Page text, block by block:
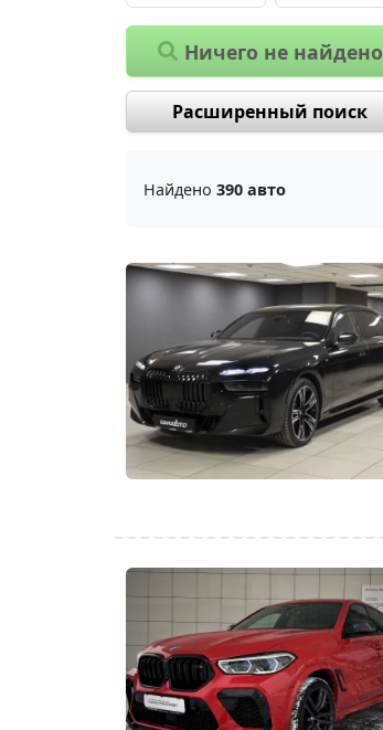
Ничего не найдено
Расширенный поиск
Найдено 390 авто